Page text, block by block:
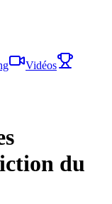
Vidéos
du